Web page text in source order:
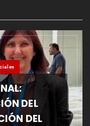
DEL
DEL